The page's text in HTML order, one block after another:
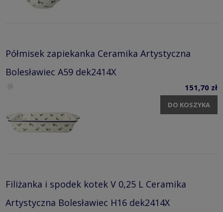
Półmisek zapiekanka Ceramika Artystyczna
Bolesławiec A59 dek2414X
151,70 zł
DO KOSZYKA
Filiżanka i spodek kotek V 0,25 L Ceramika
Artystyczna Bolesławiec H16 dek2414X